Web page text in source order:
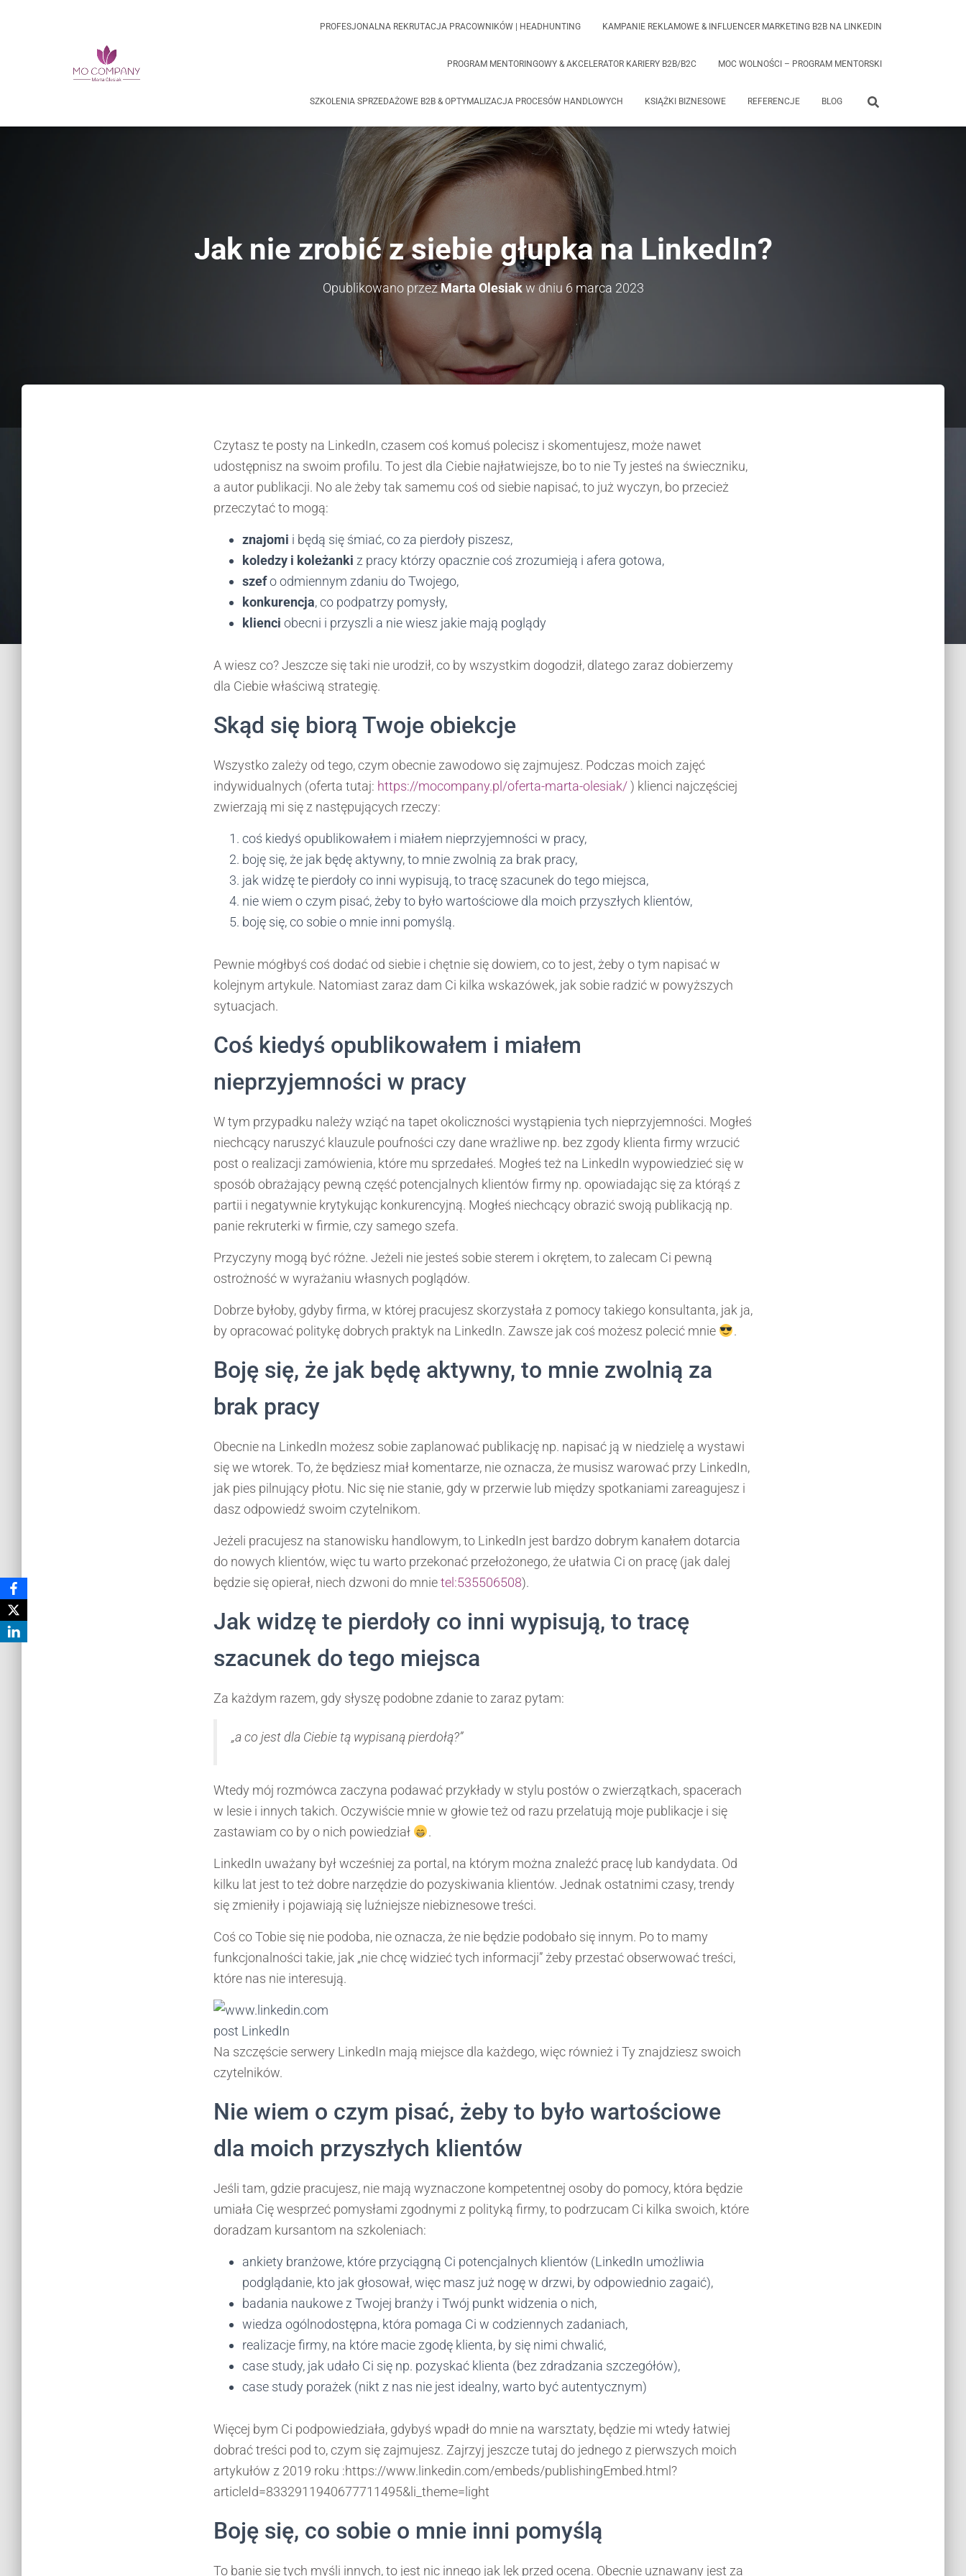
PROFESJONALNA REKRUTACJA PRACOWNIKÓW | HEADHUNTING KAMPANIE REKLAMOWE & INFLUENCER MARKETING B2B NA LINKEDIN
PROGRAM MENTORINGOWY & AKCELERATOR KARIERY B2B/B2C MOC WOLNOŚCI – PROGRAM MENTORSKI
SZKOLENIA SPRZEDAŻOWE B2B & OPTYMALIZACJA PROCESÓW HANDLOWYCH KSIĄŻKI BIZNESOWE REFERENCJE BLOG
Jak nie zrobić z siebie głupka na LinkedIn?
Opublikowano przezMarta Olesiakw dniu 6 marca 2023
Czytasz te posty na LinkedIn, czasem coś komuś polecisz i skomentujesz, może nawet
udostępnisz na swoim profilu. To jest dla Ciebie najłatwiejsze, bo to nie Ty jesteś na świeczniku,
a autor publikacji. No ale żeby tak samemu coś od siebie napisać, to już wyczyn, bo przecież
przeczytać to mogą:
znajomi i będą się śmiać, co za pierdoły piszesz,
koledzy i koleżanki z pracy którzy opacznie coś zrozumieją i afera gotowa,
szefo odmiennym zdaniu do Twojego,
konkurencja, co podpatrzy pomysły,
klienci obecni i przyszli a nie wiesz jakie mają poglądy
A wiesz co? Jeszcze się taki nie urodził, co by wszystkim dogodził, dlatego zaraz dobierzemy
dla Ciebie właściwą strategię.
Skąd się biorą Twoje obiekcje
Wszystko zależy od tego, czym obecnie zawodowo się zajmujesz. Podczas moich zajęć
indywidualnych (oferta tutaj: https://mocompany.pl/oferta-marta-olesiak/) klienci najczęściej
zwierzają mi się z następujących rzeczy:
coś kiedyś opublikowałem i miałem nieprzyjemności w pracy,
boję się, że jak będę aktywny, to mnie zwolnią za brak pracy,
jak widzę te pierdoły co inni wypisują, to tracę szacunek do tego miejsca,
nie wiem o czym pisać, żeby to było wartościowe dla moich przyszłych klientów,
boję się, co sobie o mnie inni pomyślą.
Pewnie mógłbyś coś dodać od siebie i chętnie się dowiem, co to jest, żeby o tym napisać w
kolejnym artykule. Natomiast zaraz dam Ci kilka wskazówek, jak sobie radzić w powyższych
sytuacjach.
Coś kiedyś opublikowałem i miałem
nieprzyjemności w pracy
W tym przypadku należy wziąć na tapet okoliczności wystąpienia tych nieprzyjemności. Mogłeś
niechcący naruszyć klauzule poufności czy dane wrażliwe np. bez zgody klienta firmy wrzucić
post o realizacji zamówienia, które mu sprzedałeś. Mogłeś też na LinkedIn wypowiedzieć się w
sposób obrażający pewną część potencjalnych klientów firmy np. opowiadając się za którąś z
partii i negatywnie krytykując konkurencyjną. Mogłeś niechcący obrazić swoją publikacją np.
panie rekruterki w firmie, czy samego szefa.
Przyczyny mogą być różne. Jeżeli nie jesteś sobie sterem i okrętem, to zalecam Ci pewną
ostrożność w wyrażaniu własnych poglądów.
Dobrze byłoby, gdyby firma, w której pracujesz skorzystała z pomocy takiego konsultanta, jak ja,
by opracować politykę dobrych praktyk na LinkedIn. Zawsze jak coś możesz polecić mnie
.
Boję się, że jak będę aktywny, to mnie zwolnią za
brak pracy
Obecnie na LinkedIn możesz sobie zaplanować publikację np. napisać ją w niedzielę a wystawi
się we wtorek. To, że będziesz miał komentarze, nie oznacza, że musisz warować przy LinkedIn,
jak pies pilnujący płotu. Nic się nie stanie, gdy w przerwie lub między spotkaniami zareagujesz i
dasz odpowiedź swoim czytelnikom.
Jeżeli pracujesz na stanowisku handlowym, to LinkedIn jest bardzo dobrym kanałem dotarcia
do nowych klientów, więc tu warto przekonać przełożonego, że ułatwia Ci on pracę (jak dalej
będzie się opierał, niech dzwoni do mnietel:535506508).
Jak widzę te pierdoły co inni wypisują, to tracę
szacunek do tego miejsca
Za każdym razem, gdy słyszę podobne zdanie to zaraz pytam:
„a co jest dla Ciebie tą wypisaną pierdołą?”
Wtedy mój rozmówca zaczyna podawać przykłady w stylu postów o zwierzątkach, spacerach
w lesie i innych takich. Oczywiście mnie w głowie też od razu przelatują moje publikacje i się
zastawiam co by o nich powiedział
.
LinkedIn uważany był wcześniej za portal, na którym można znaleźć pracę lub kandydata. Od
kilku lat jest to też dobre narzędzie do pozyskiwania klientów. Jednak ostatnimi czasy, trendy
się zmieniły i pojawiają się luźniejsze niebiznesowe treści.
Coś co Tobie się nie podoba, nie oznacza, że nie będzie podobało się innym. Po to mamy
funkcjonalności takie, jak „nie chcę widzieć tych informacji” żeby przestać obserwować treści,
które nas nie interesują.
post LinkedIn
Na szczęście serwery LinkedIn mają miejsce dla każdego, więc również i Ty znajdziesz swoich
czytelników.
Nie wiem o czym pisać, żeby to było wartościowe
dla moich przyszłych klientów
Jeśli tam, gdzie pracujesz, nie mają wyznaczone kompetentnej osoby do pomocy, która będzie
umiała Cię wesprzeć pomysłami zgodnymi z polityką firmy, to podrzucam Ci kilka swoich, które
doradzam kursantom na szkoleniach:
ankiety branżowe, które przyciągną Ci potencjalnych klientów (LinkedIn umożliwia
podglądanie, kto jak głosował, więc masz już nogę w drzwi, by odpowiednio zagaić),
badania naukowe z Twojej branży i Twój punkt widzenia o nich,
wiedza ogólnodostępna, która pomaga Ci w codziennych zadaniach,
realizacje firmy, na które macie zgodę klienta, by się nimi chwalić,
case study, jak udało Ci się np. pozyskać klienta (bez zdradzania szczegółów),
case study porażek (nikt z nas nie jest idealny, warto być autentycznym)
Więcej bym Ci podpowiedziała, gdybyś wpadł do mnie na warsztaty, będzie mi wtedy łatwiej
dobrać treści pod to, czym się zajmujesz. Zajrzyj jeszcze tutaj do jednego z pierwszych moich
artykułów z 2019 roku :https://www.linkedin.com/embeds/publishingEmbed.html?
articleId=8332911940677711495&li_theme=light
Boję się, co sobie o mnie inni pomyślą
To banie się tych myśli innych, to jest nic innego jak lęk przed oceną. Obecnie uznawany jest za